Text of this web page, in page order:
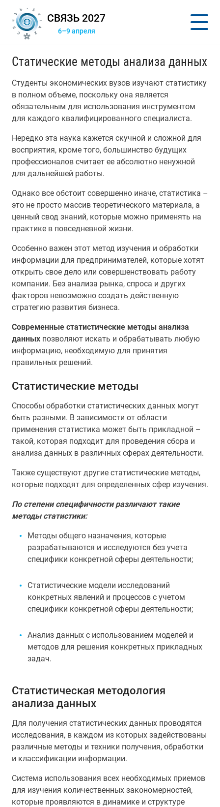
СВЯЗЬ 2027
6–9 апреля
Статические методы анализа данных
Студенты экономических вузов изучают статистику
в полном объеме, поскольку она является
обязательным для использования инструментом
для каждого квалифицированного специалиста.
Нередко эта наука кажется скучной и сложной для
восприятия, кроме того, большинство будущих
профессионалов считает ее абсолютно ненужной
для дальнейшей работы.
Однако все обстоит совершенно иначе, статистика –
это не просто массив теоретического материала, а
ценный свод знаний, которые можно применять на
практике в повседневной жизни.
Особенно важен этот метод изучения и обработки
информации для предпринимателей, которые хотят
открыть свое дело или совершенствовать работу
компании. Без анализа рынка, спроса и других
факторов невозможно создать действенную
стратегию развития бизнеса.
Современные статистические методы анализа
данных позволяют искать и обрабатывать любую
информацию, необходимую для принятия
правильных решений.
Статистические методы
Способы обработки статистических данных могут
быть разными. В зависимости от области
применения статистика может быть прикладной –
такой, которая подходит для проведения сбора и
анализа данных в различных сферах деятельности.
Также существуют другие статистические методы,
которые подходят для определенных сфер изучения.
По степени специфичности различают такие
методы статистики:
Методы общего назначения, которые
разрабатываются и исследуются без учета
специфики конкретной сферы деятельности;
Статистические модели исследований
конкретных явлений и процессов с учетом
специфики конкретной сферы деятельности;
Анализ данных с использованием моделей и
методов для решения конкретных прикладных
задач.
Статистическая методология
анализа данных
Для получения статистических данных проводятся
исследования, в каждом из которых задействованы
различные методы и техники получения, обработки
и классификации информации.
Система использования всех необходимых приемов
для изучения количественных закономерностей,
которые проявляются в динамике и структуре